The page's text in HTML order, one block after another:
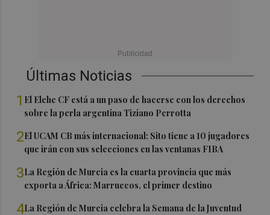
Últimas Noticias
1 El Elche CF está a un paso de hacerse con los derechos
sobre la perla argentina Tiziano Perrotta
2El UCAM CB más internacional: Sito tiene a 10 jugadores
que irán con sus selecciones en las ventanas FIBA
3La Región de Murcia es la cuarta provincia que más
exporta a África: Marruecos, el primer destino
4La Región de Murcia celebra la Semana de la Juventud